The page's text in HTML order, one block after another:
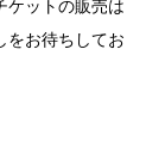
ケットの販売は
をお待ちしてお